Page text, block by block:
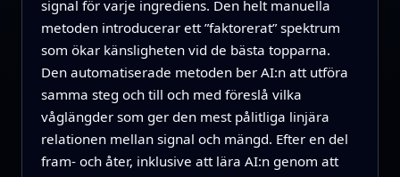
signal för varje ingrediens. Den helt manuella
metoden introducerar ett ”faktorerat” spektrum
som ökar känsligheten vid de bästa topparna.
Den automatiserade metoden ber AI:n att utföra
samma steg och till och med föreslå vilka
våglängder som ger den mest pålitliga linjära
relationen mellan signal och mängd. Efter en del
fram- och åter, inklusive att lära AI:n genom att